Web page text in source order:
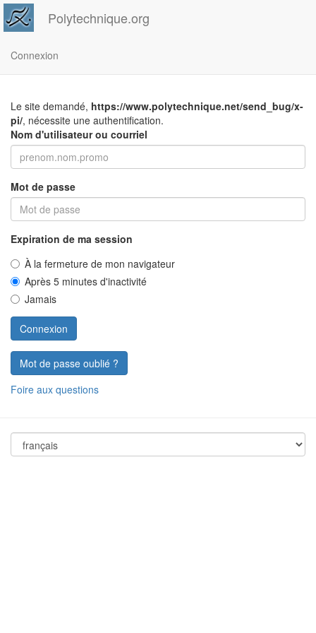
Polytechnique.org
Connexion
Le site demandé, https://www.polytechnique.net/send_bug/x-
pi/, nécessite une authentification.
Nom d'utilisateur ou courriel
Mot de passe
Expiration de ma session
À la fermeture de mon navigateur
Après 5 minutes d'inactivité
Jamais
Mot de passe oublié ?
Foire aux questions